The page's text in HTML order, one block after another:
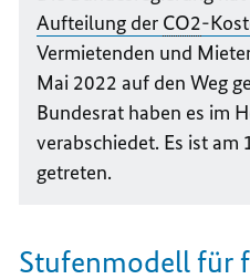
Aufteilung der CO2-
Vermietenden und
Mai 2022 auf den Weg
Bundesrat haben es im
verabschiedet. Es ist am
getreten.
Stufenmodell für